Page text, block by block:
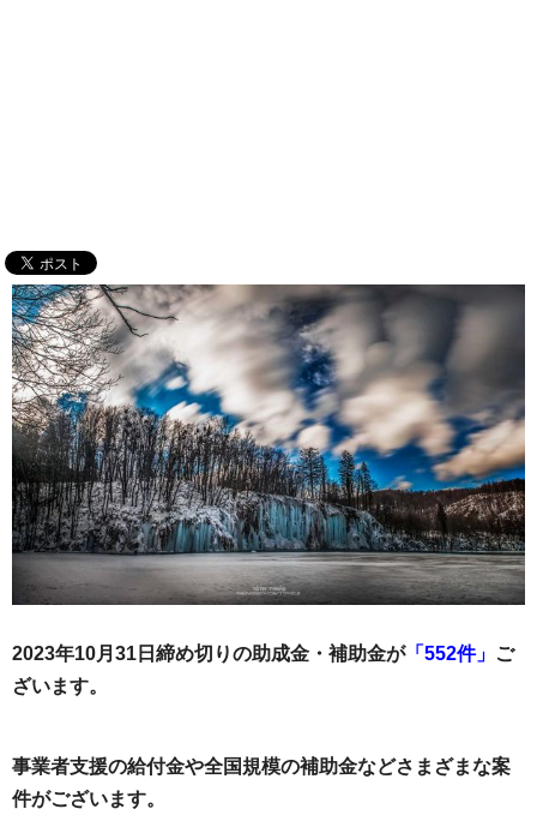
2023年10月31日締め切りの助成金・補助金が「552件」 ご
ざいます。
事業者支援の給付金や全国規模の補助金などさまざまな案
件がございます。